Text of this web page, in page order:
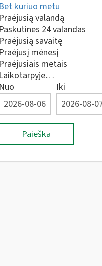
Bet kuriuo metu
Praėjusią valandą
Paskutines 24 valandas
Praėjusią savaitę
Praėjusį mėnesį
Praėjusiais metais
Laikotarpyje…
Nuo
Iki
Paieška